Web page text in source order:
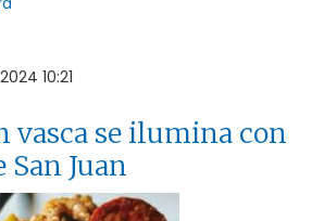
10:21
vasca se ilumina con
San Juan